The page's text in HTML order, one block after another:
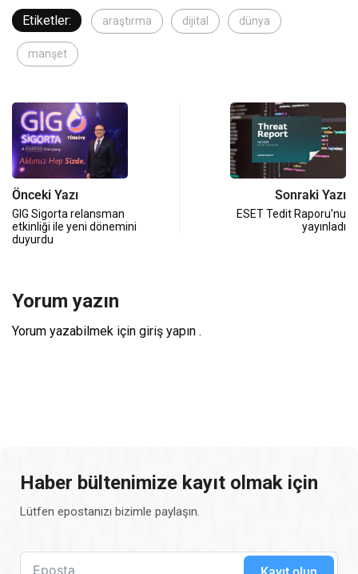
Etiketler: araştırma dijital dünya
manşet
Önceki Yazı
GIG Sigorta relansman
etkinliği ile yeni dönemini
duyurdu
Sonraki Yazı
ESET Tedit Raporu’nu
yayınladı
Yorum yazın
Yorum yazabilmek için giriş yapın .
Haber bültenimize kayıt olmak için
Lütfen epostanızı bizimle paylaşın.